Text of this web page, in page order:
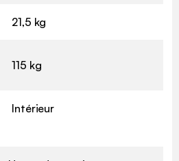
21,5 kg
115 kg
Intérieur